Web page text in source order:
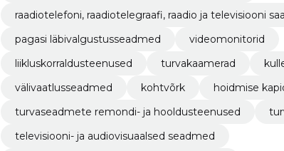
raadiotelefoni, raadiotelegraafi, raadio ja televisiooni
pagasi läbivalgustusseadmed
videomonitorid
liikluskorraldusteenused
turvakaamerad
välivaatlusseadmed
kohtvõrk
hoidmise
turvaseadmete remondi- ja hooldusteenused
televisiooni- ja audiovisuaalsed seadmed